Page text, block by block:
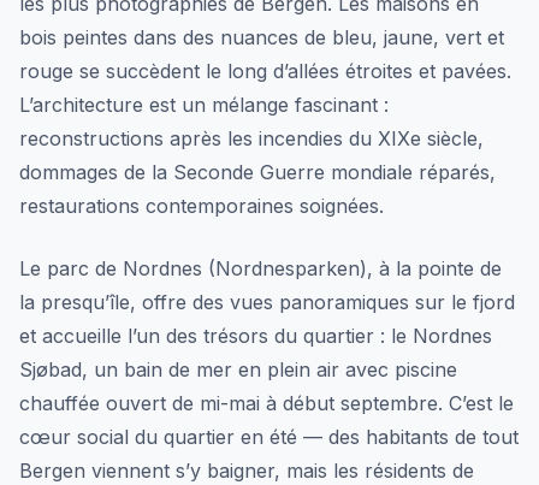
bois peintes dans des nuances de bleu, jaune, vert et
rouge se succèdent le long d’allées étroites et pavées.
L’architecture est un mélange fascinant :
reconstructions après les incendies du XIXe siècle,
dommages de la Seconde Guerre mondiale réparés,
restaurations contemporaines soignées.
Le parc de Nordnes (Nordnesparken), à la pointe de
la presqu’île, offre des vues panoramiques sur le fjord
et accueille l’un des trésors du quartier : le Nordnes
Sjøbad, un bain de mer en plein air avec piscine
chauffée ouvert de mi-mai à début septembre. C’est le
cœur social du quartier en été — des habitants de tout
Bergen viennent s’y baigner, mais les résidents de